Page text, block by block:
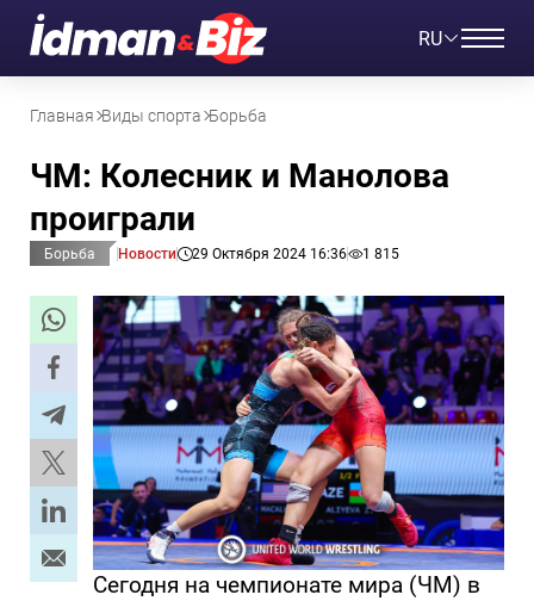
RU
Главная Виды спорта Борьба
ЧМ: Колесник и Манолова
проиграли
Борьба Новости 29 Октября 2024 16:36 1 815
Сегодня на чемпионате мира (ЧМ) в